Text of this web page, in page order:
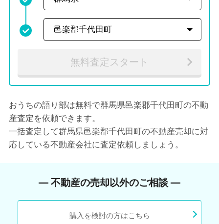
無料査定スタート
おうちの語り部は無料で群馬県邑楽郡千代田町の不動
産査定を依頼できます。
一括査定して群馬県邑楽郡千代田町の不動産売却に対
応している不動産会社に査定依頼しましょう。
― 不動産の売却以外のご相談 ―
購入を検討の方はこちら